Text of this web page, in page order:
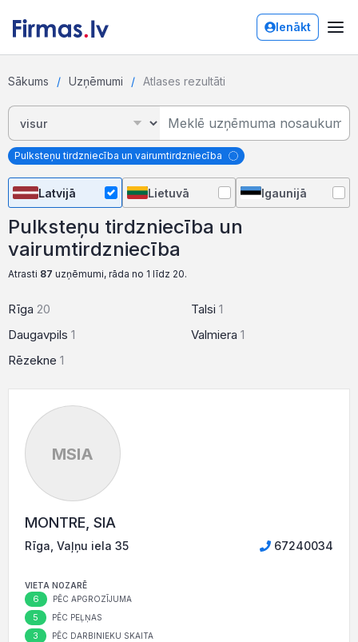
Ienākt
Sākums Uzņēmumi Atlases rezultāti
Pulksteņu tirdzniecība un vairumtirdzniecība
Latvijā Lietuvā Igaunijā
Pulksteņu tirdzniecība un
vairumtirdzniecība
Atrasti 87 uzņēmumi, rāda no 1 līdz 20.
Rīga 20
Daugavpils 1
Rēzekne 1
Talsi 1
Valmiera 1
MSIA
MONTRE, SIA
Rīga, Vaļņu iela 35 67240034
VIETA NOZARĒ
6 PĒC APGROZĪJUMA
5 PĒC PEĻŅAS
3 PĒC DARBINIEKU SKAITA